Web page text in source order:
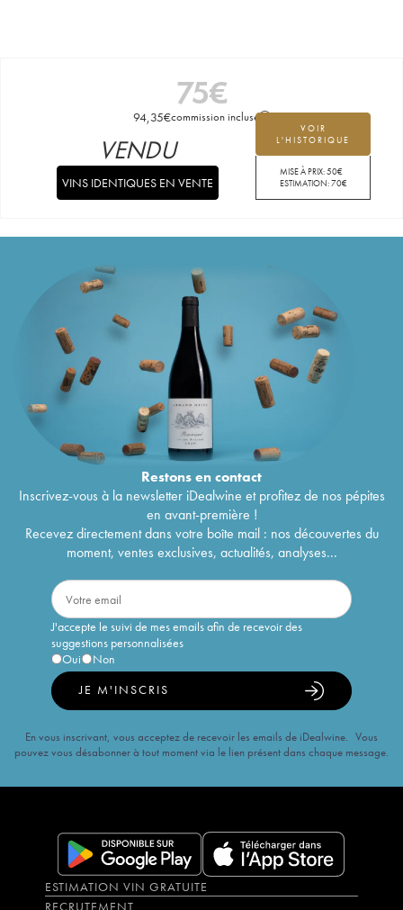
75€
94,35€commission incluse
VOIR
L'HISTORIQUE
MISE À PRIX:50€
ESTIMATION:70€
VENDU
VINS IDENTIQUES EN VENTE
Restons encontact
Inscrivez-vous à la newsletter iDealwine et profitez de nos pépites
en avant-première !
Recevez directement dans votre boîte mail : nos découvertes du
moment, ventes exclusives, actualités, analyses...
J'accepte le suivi de mes emails afin de recevoir des
suggestions personnalisées
Oui
Non
JE M'INSCRIS
En vous inscrivant, vous acceptez de recevoir les emails de iDealwine. Vous
pouvez vous désabonner à tout moment via le lien présent dans chaque message.
ESTIMATION VIN GRATUITE
RECRUTEMENT